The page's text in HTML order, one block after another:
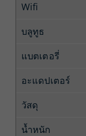
Wifi
บลูทูธ
แบตเตอรี่
อะแดปเตอร์
วัสดุ
น้ำหนัก